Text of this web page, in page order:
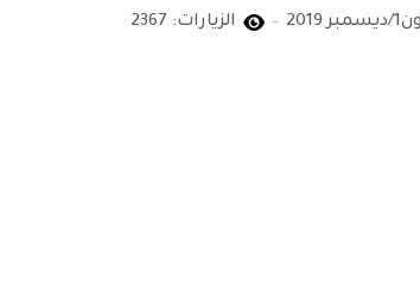
الزيارات: 2367